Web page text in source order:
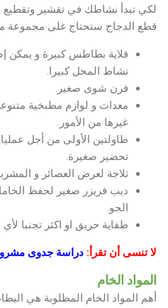
لكي تبدأ نشاطك في تقشير وتقطيع
قطع الدجاج ستحتاج غلى مجموعة
قلاية بطاطس كبيرة و يمكن
نشاط المحل كبيرا.
فرن شوى صغير.
معدات و لوازم مطبخية
غيرها من الأمور.
طاولتين الأولى من أجل
تحضير صغيرة.
ثلاجة لعرض العصائر و
ديب فريزر صغير لحفظ
الجو.
طفاية حريق او اكثر تجنبا
لا تنسى أن تقرأ: دراسة جدوى
المواد الخام
أهم المواد الخام المطلوبة هي